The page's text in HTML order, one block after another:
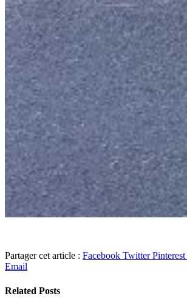
Partager cet article : Facebook Twitter Pinterest
Email
Related Posts